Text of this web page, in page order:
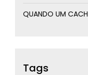
QUANDO UM
Tags